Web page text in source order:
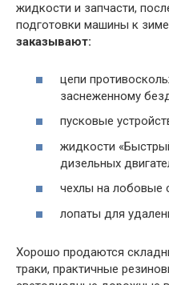
жидкости и запчасти,
подготовки машины к
заказывают:
цепи
заснеженному
пусковые
жидкости
дизельных
чехлы на лобовые
лопаты для
Хорошо продаются
траки, практичные